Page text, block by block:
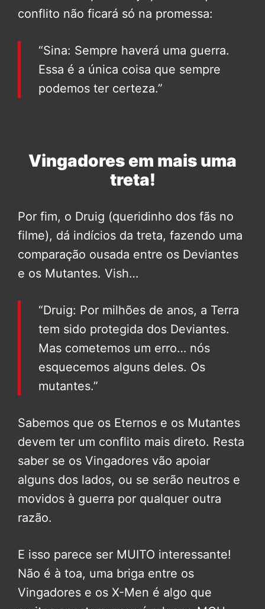
conflito não ficará só na promessa:
“Sina: Sempre haverá uma guerra.
Essa é a única coisa que sempre
podemos ter certeza.”
Vingadores em mais uma
treta!
Por fim, o Druig (queridinho dos fãs no
filme), dá indícios da treta, fazendo uma
comparação ousada entre os Deviantes
e os Mutantes. Vish…
“Druig: Por milhões de anos, a Terra
tem sido protegida dos Deviantes.
Mas cometemos um erro… nós
esquecemos alguns deles. Os
mutantes.”
Sabemos que os Eternos e os Mutantes
devem ter um conflito mais direto. Resta
saber se os Vingadores vão apoiar
alguns dos lados, ou se serão neutros e
movidos à guerra por qualquer outra
razão.
E isso parece ser MUITO interessante!
Não é à toa, uma briga entre os
Vingadores e os X-Men é algo que